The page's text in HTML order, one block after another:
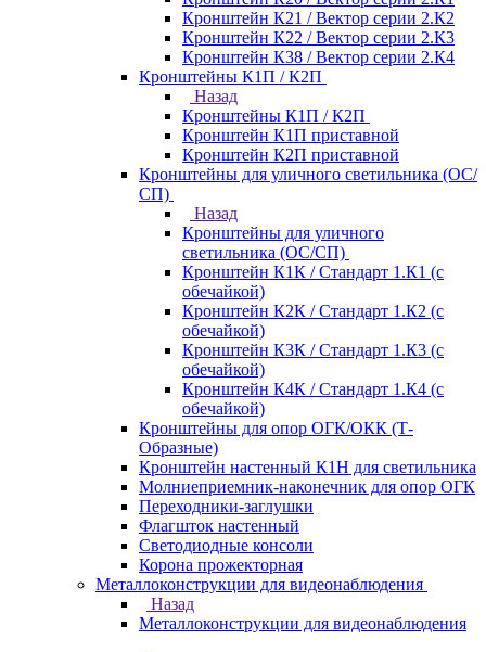
Кронштейн К21 / Вектор серии 2.К2
Кронштейн К22 / Вектор серии 2.К3
Кронштейн К38 / Вектор серии 2.К4
Кронштейны К1П / К2П
Назад
Кронштейны К1П / К2П
Кронштейн К1П приставной
Кронштейн К2П приставной
Кронштейны для уличного светильника (ОС/
СП)
Назад
Кронштейны для уличного
светильника (ОС/СП)
Кронштейн К1К / Стандарт 1.К1 (с
обечайкой)
Кронштейн К2К / Стандарт 1.К2 (с
обечайкой)
Кронштейн К3К / Стандарт 1.К3 (с
обечайкой)
Кронштейн К4К / Стандарт 1.К4 (с
обечайкой)
Кронштейны для опор ОГК/ОКК (Т-
Образные)
Кронштейн настенный К1Н для светильника
Молниеприемник-наконечник для опор ОГК
Переходники-заглушки
Флагшток настенный
Светодиодные консоли
Корона прожекторная
Металлоконструкции для видеонаблюдения
Назад
Металлоконструкции для видеонаблюдения